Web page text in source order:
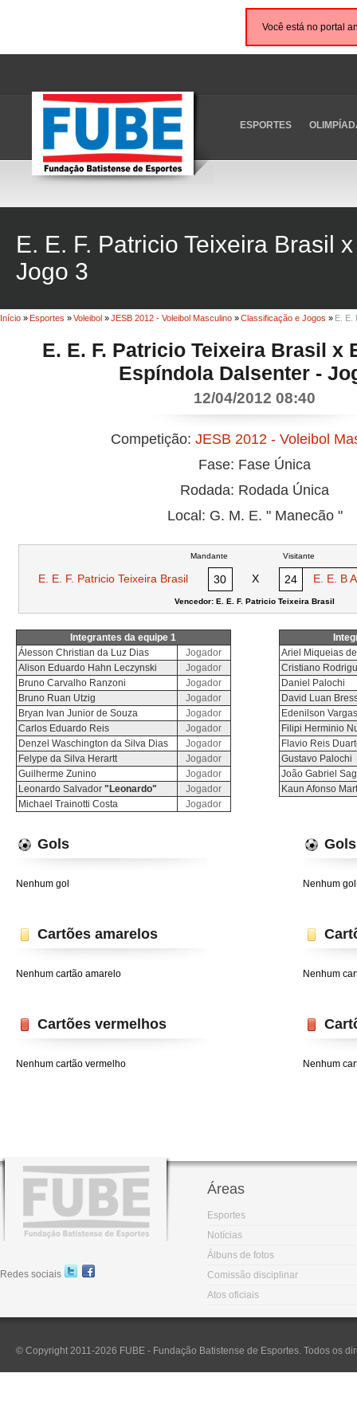
Você está no portal
ESPORTES
E. E. F. Patricio Teixeira Brasil
Jogo 3
Início »Esportes »Voleibol »JESB 2012 - Voleibol Masculino »Classificação e Jogos » E. E.
E. E. F. Patricio Teixeira Brasil x
Espíndola Dalsenter -
12/04/2012 08:40
Competição:JESB 2012 - Voleibol
Fase: Fase Única
Rodada: Rodada Única
Local: G. M. E. " Manecão "
Mandante Visitante
E. E. F. Patricio Teixeira Brasil 30 X 24 E. E. B
Vencedor: E. E. F. Patricio Teixeira Brasil
Integrantes da equipe 1
Álesson Christian da Luz Dias
Jogador
Alison Eduardo Hahn Leczynski
Jogador
Bruno Carvalho Ranzoni
Jogador
Bruno Ruan Utzig
Jogador
Bryan Ivan Junior de Souza
Jogador
Carlos Eduardo Reis
Jogador
Denzel Waschington da Silva Dias
Jogador
Felype da Silva Herartt
Jogador
Guilherme Zunino
Jogador
Leonardo Salvador "Leonardo"
Jogador
Michael Trainotti Costa
Jogador
Ariel Miqueias
Cristiano
Daniel Palochi
David Luan
Edenilson Vargas
Filipi Herminio
Flavio Reis
Gustavo Palochi
João Gabriel
Kaun Afonso
Gols
Nenhum gol
Gols
Nenhum gol
Cartões amarelos
Nenhum cartão amarelo Nenhum
Cartões vermelhos
Nenhum cartão vermelho Nenhum
Redes sociais
Áreas
Esportes
Notícias
Álbuns de fotos
Comissão disciplinar
Atos oficiais
© Copyright 2011-2026 FUBE - Fundação Batistense de Esportes. Todos os